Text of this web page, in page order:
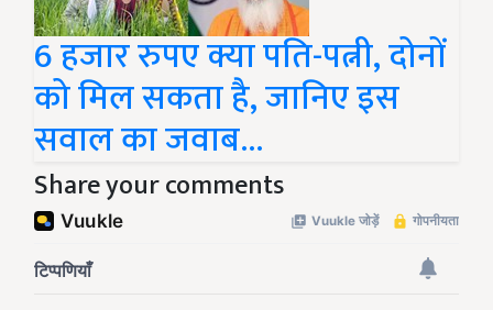
6 हजार रुपए क्या पति-पत्नी, दोनों
को मिल सकता है, जानिए इस
सवाल का जवाब...
Share your comments